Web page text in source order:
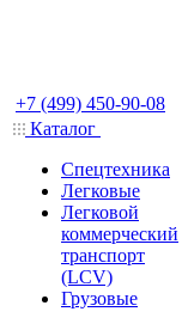
+7 (499) 450-90-08
Каталог
Спецтехника
Легковые
Легковой
коммерческий
транспорт
(LCV)
Грузовые